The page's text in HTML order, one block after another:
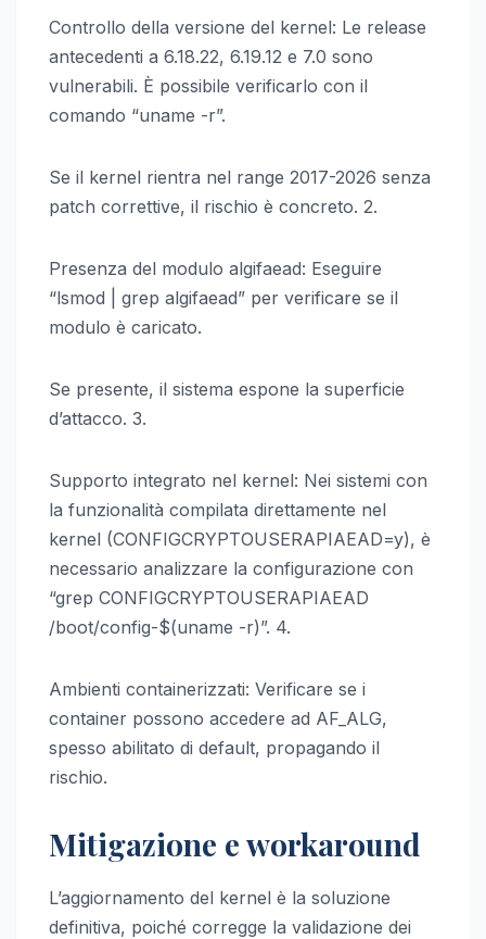
Controllo della versione del kernel: Le release
antecedenti a 6.18.22, 6.19.12 e 7.0 sono
vulnerabili. È possibile verificarlo con il
comando “uname -r”.
Se il kernel rientra nel range 2017-2026 senza
patch correttive, il rischio è concreto. 2.
Presenza del modulo algifaead: Eseguire
“lsmod | grep algifaead” per verificare se il
modulo è caricato.
Se presente, il sistema espone la superficie
d’attacco. 3.
Supporto integrato nel kernel: Nei sistemi con
la funzionalità compilata direttamente nel
kernel (CONFIGCRYPTOUSERAPIAEAD=y), è
necessario analizzare la configurazione con
“grep CONFIGCRYPTOUSERAPIAEAD
/boot/config-$(uname -r)”. 4.
Ambienti containerizzati: Verificare se i
container possono accedere ad AF_ALG,
spesso abilitato di default, propagando il
rischio.
Mitigazione e workaround
L’aggiornamento del kernel è la soluzione
definitiva, poiché corregge la validazione dei